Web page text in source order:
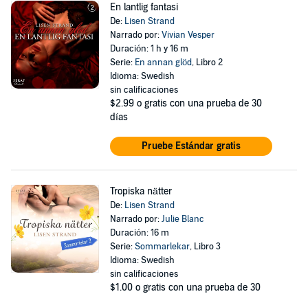
En lantlig fantasi
De: Lisen Strand
Narrado por:Vivian Vesper
Duración: 1 h y 16 m
Serie: En annan glöd, Libro 2
Idioma: Swedish
sin calificaciones
$2.99 o gratis con una prueba de 30
días
Pruebe Estándar gratis
Tropiska nätter
De: Lisen Strand
Narrado por:Julie Blanc
Duración: 16 m
Serie:Sommarlekar, Libro 3
Idioma: Swedish
sin calificaciones
$1.00 o gratis con una prueba de 30